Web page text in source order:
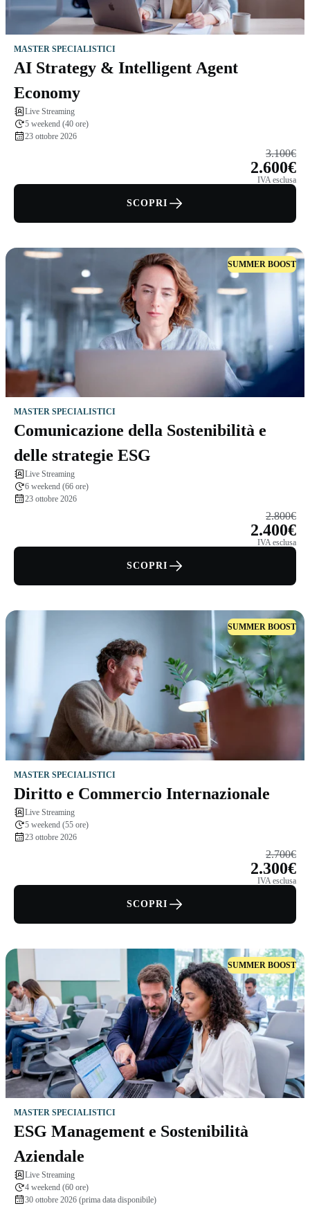
MASTER SPECIALISTICI
AI Strategy & Intelligent Agent
Economy
Live Streaming
5 weekend (40 ore)
23 ottobre 2026
3.100€
2.600€
IVA esclusa
SCOPRI
SUMMER BOOST
MASTER SPECIALISTICI
Comunicazione della Sostenibilità e
delle strategie ESG
Live Streaming
6 weekend (66 ore)
23 ottobre 2026
2.800€
2.400€
IVA esclusa
SCOPRI
SUMMER BOOST
MASTER SPECIALISTICI
Diritto e Commercio Internazionale
Live Streaming
5 weekend (55 ore)
23 ottobre 2026
2.700€
2.300€
IVA esclusa
SCOPRI
SUMMER BOOST
MASTER SPECIALISTICI
ESG Management e Sostenibilità
Aziendale
Live Streaming
4 weekend (60 ore)
30 ottobre 2026 (prima data disponibile)